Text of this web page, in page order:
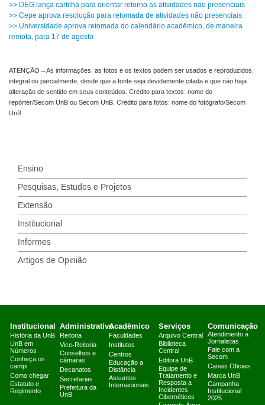
>> DEG lança cartilha para orientar retorno às atividades não presenciais
>> Cepe aprova resolução para retomada de atividades não presenciais
>> Universidade aprova retomada do calendário acadêmico, de maneira
remota, para 17 de agosto
ATENÇÃO – As informações, as fotos e os textos podem ser usados e reproduzidos,
integral ou parcialmente, desde que a fonte seja devidamente citada e que não haja
alteração de sentido em seus conteúdos. Crédito para textos: nome do
repórter/Secom UnB ou Secom UnB. Crédito para fotos: nome do fotógrafo/Secom
UnB.
Ensino
Pesquisas, Estudos e Projetos
Extensão
Institucional
Informes
Artigos de Opinião
Institucional
História da UnB
UnB em
Números
Conheça os
campi
Como chegar
Estatuto e
Regimento
Administrativo
Reitoria
Vice-Reitoria
Conselhos e
câmaras
Decanatos
Secretarias
Prefeitura da
UnB
Acadêmico
Faculdades
Institutos
Centros
Educação a
Distância
Assuntos
Internacionais
Serviços
Arquivo Central
Biblioteca
Central
Editora UnB
Equipe de
Tratamento e
Resposta a
Incidentes
Cibernéticos
Comunicação
Atendimento a
Jornalistas
Fale com a
Secom
Canais Oficiais
Marca UnB
Campanha
Institucional
2025